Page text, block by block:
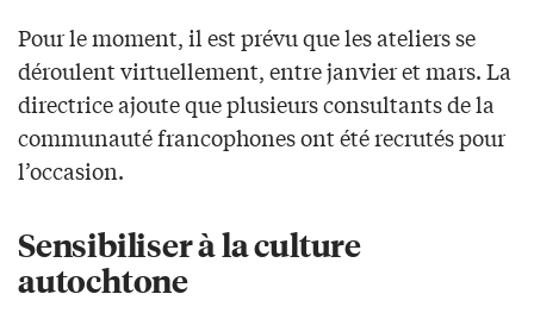
Pour le moment, il est prévu que les ateliers se
déroulent virtuellement, entre janvier et mars. La
directrice ajoute que plusieurs consultants de la
communauté francophones ont été recrutés pour
l’occasion.
Sensibiliser à la culture
autochtone